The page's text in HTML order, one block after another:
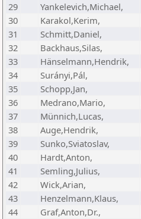
29
Yankelevich,Michael,
30
Karakol,Kerim,
31
Schmitt,Daniel,
32
Backhaus,Silas,
33
Hänselmann,Hendrik,
34
Surányi,Pál,
35
Schopp,Jan,
36
Medrano,Mario,
37
Münnich,Lucas,
38
Auge,Hendrik,
39
Sunko,Sviatoslav,
40
Hardt,Anton,
41
Semling,Julius,
42
Wick,Arian,
43
Henzelmann,Klaus,
44
Graf,Anton,Dr.,